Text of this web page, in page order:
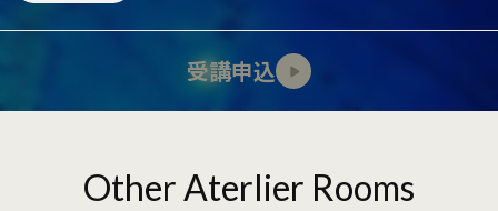
受講申込
Other Aterlier Rooms